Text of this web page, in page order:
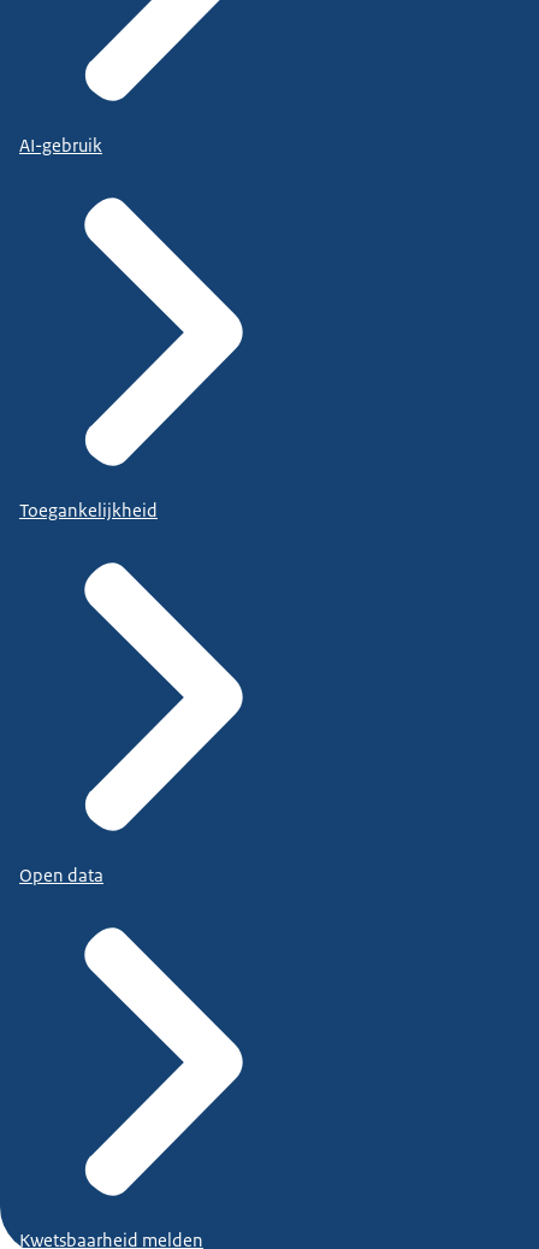
AI-gebruik
Toegankelijkheid
Open data
Kwetsbaarheid melden